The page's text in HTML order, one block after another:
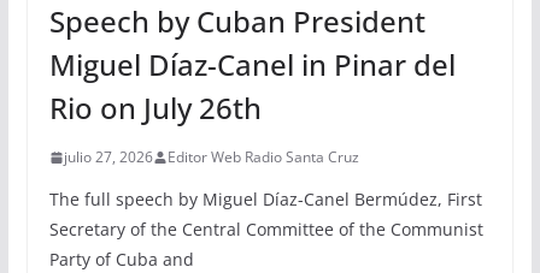
Speech by Cuban President
Miguel Díaz-Canel in Pinar del
Rio on July 26th
julio 27, 2026 Editor Web Radio Santa Cruz
The full speech by Miguel Díaz-Canel Bermúdez, First
Secretary of the Central Committee of the Communist
Party of Cuba and